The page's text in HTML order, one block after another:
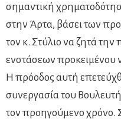
σημαντική
στην Άρτα, βάσει των
τον κ. Στύλιο να ζητά
ενστάσεων προκειμένου
Η πρόοδος αυτή
συνεργασία του
τον προηγούμενο χρόνο.